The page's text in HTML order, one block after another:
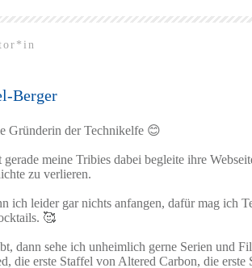
Berger
Gründerin der Technikelfe 😊
meine Tribies dabei begleite ihre
zu verlieren.
ich leider gar nichts anfangen, dafür mag ich
🥰
dann sehe ich unheimlich gerne Serien und
die erste Staffel von Altered Carbon, die